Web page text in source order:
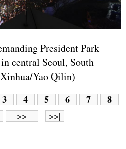
President Park
central Seoul, South
Yao Qilin)
3 4 5 6 7
8
>> >>|